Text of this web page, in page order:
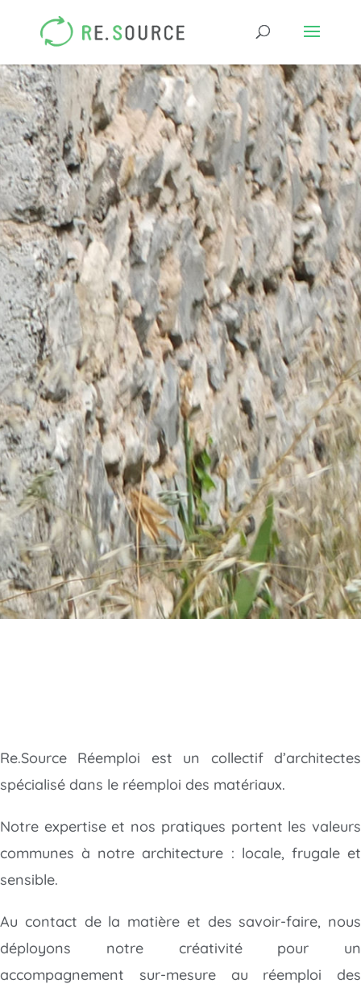
Re.Source Réemploi est un collectif d’architectes
spécialisé dans le réemploi des matériaux.
Notre expertise et nos pratiques portent les valeurs
communes à notre architecture : locale, frugale et
sensible.
Au contact de la matière et des savoir-faire, nous
déployons notre créativité pour un
accompagnement sur-mesure au réemploi des